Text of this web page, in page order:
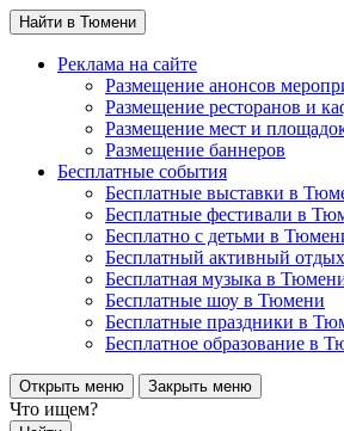
Найти в Тюмени
Реклама на сайте
Размещение анонсов
Размещение ресторанов и
Размещение мест и
Размещение баннеров
Бесплатные события
Бесплатные выставки в
Бесплатные фестивали в
Бесплатно с детьми в
Бесплатный активный
Бесплатная музыка в
Бесплатные шоу в Тюмени
Бесплатные праздники в
Бесплатное образование в
Открыть меню Закрыть меню
Что ищем?